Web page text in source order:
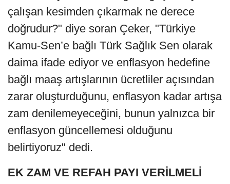
çalışan kesimden çıkarmak ne derece
doğrudur?" diye soran Çeker, "Türkiye
Kamu-Sen’e bağlı Türk Sağlık Sen olarak
daima ifade ediyor ve enflasyon hedefine
bağlı maaş artışlarının ücretliler açısından
zarar oluşturduğunu, enflasyon kadar artışa
zam denilemeyeceğini, bunun yalnızca bir
enflasyon güncellemesi olduğunu
belirtiyoruz" dedi.
EK ZAM VE REFAH PAYI VERİLMELİ